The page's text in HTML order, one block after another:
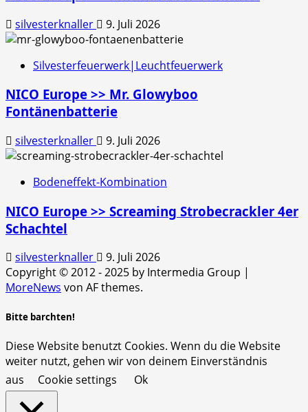
silvesterknaller 9. Juli 2026
Silvesterfeuerwerk|Leuchtfeuerwerk
NICO Europe >> Mr. Glowyboo
Fontänenbatterie
silvesterknaller 9. Juli 2026
Bodeneffekt-Kombination
NICO Europe >> Screaming Strobecrackler 4er
Schachtel
silvesterknaller
9. Juli 2026
Copyright © 2012 - 2025 by Intermedia Group |
MoreNews von AF themes.
Bitte barchten!
Diese Website benutzt Cookies. Wenn du die Website
weiter nutzt, gehen wir von deinem Einverständnis
aus
Cookie settings Ok